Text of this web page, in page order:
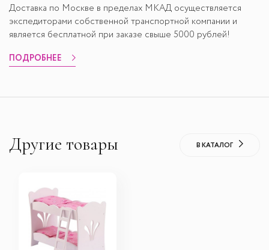
Доставка по Москве в пределах МКАД осуществляется
экспедиторами собственной транспортной компании и
является бесплатной при заказе свыше 5000 рублей!
ПОДРОБНЕЕ
Другие товары В КАТАЛОГ